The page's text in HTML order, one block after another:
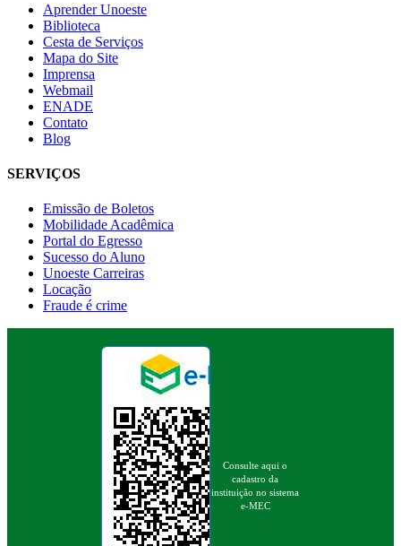
Aprender Unoeste
Biblioteca
Cesta de Serviços
Mapa do Site
Imprensa
Webmail
ENADE
Contato
Blog
SERVIÇOS
Emissão de Boletos
Mobilidade Acadêmica
Portal do Egresso
Sucesso do Aluno
Unoeste Carreiras
Locação
Fraude é crime
Consulte aqui o
cadastro da
instituição no sistema
e-MEC